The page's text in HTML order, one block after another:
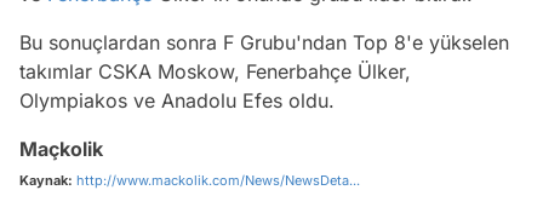
Bu sonuçlardan sonra F Grubu'ndan Top 8'e yükselen
takımlar CSKA Moskow, Fenerbahçe Ülker,
Olympiakos ve Anadolu Efes oldu.
Maçkolik
Kaynak: http://www.mackolik.com/News/NewsDeta...